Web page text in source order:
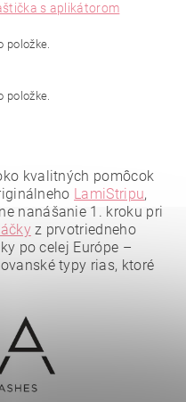
s aplikátorom
položke.
položke.
kvalitných pomôcok
LamiStripu,
nanášanie 1. kroku pri
z prvotriedneho
po celej Európe –
typy rias, ktoré